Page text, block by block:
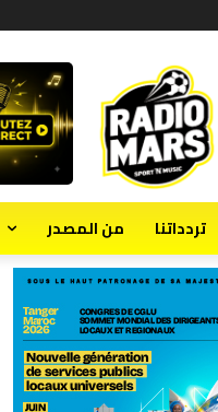
تردداتنا من المصدر